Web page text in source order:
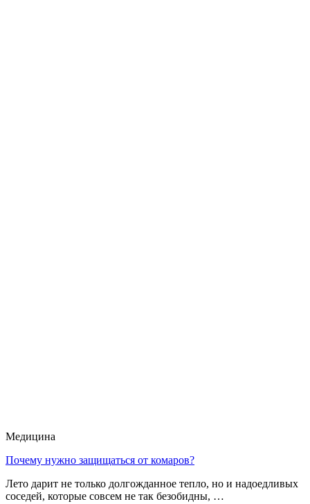
Медицина
Почему нужно защищаться от комаров?
Лето дарит не только долгожданное тепло, но и надоедливых
соседей, которые совсем не так безобидны, …